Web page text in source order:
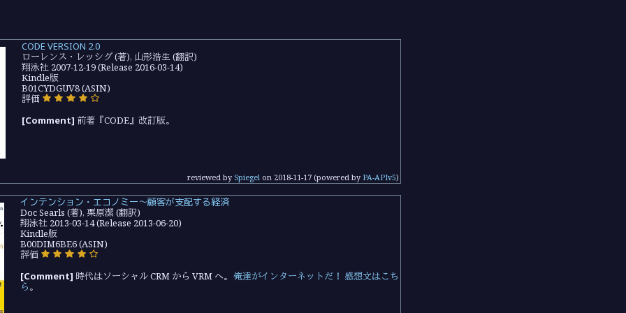
CODE VERSION 2.0
ローレンス・レッシグ (著), 山形浩生 (翻訳)
翔泳社 2007-12-19 (Release 2016-03-14)
Kindle版
B01CYDGUV8 (ASIN)
評価
[Comment] 前著『CODE』改訂版。
reviewed by Spiegel on 2018-11-17 (powered by PA-APIv5)
インテンション・エコノミー～顧客が支配する経済
Doc Searls (著), 栗原潔 (翻訳)
翔泳社 2013-03-14 (Release 2013-06-20)
Kindle版
B00DIM6BE6 (ASIN)
評価
[Comment] 時代はソーシャル CRM から VRM へ。 俺達がインターネットだ！ 感想文はこち
ら。